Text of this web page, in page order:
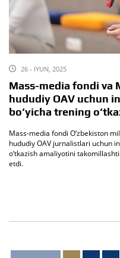
26 - IYUN, 2025
Mass-media fondi va
hududiy OAV uchun
bo‘yicha trening
Mass-media fondi O‘zbekiston
hududiy OAV jurnalistlari uchun
o‘tkazish amaliyotini
etdi.